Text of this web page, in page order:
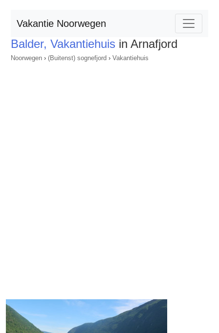
Vakantie Noorwegen
Balder, Vakantiehuis in Arnafjord
Noorwegen › (Buitenst) sognefjord › Vakantiehuis